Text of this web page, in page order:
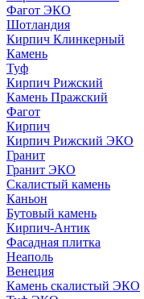
Фагот ЭКО
Шотландия
Кирпич Клинкерный
Камень
Туф
Кирпич Рижский
Камень Пражский
Фагот
Кирпич
Кирпич Рижский ЭКО
Гранит
Гранит ЭКО
Скалистый камень
Каньон
Бутовый камень
Кирпич-Антик
Фасадная плитка
Неаполь
Венеция
Камень скалистый ЭКО